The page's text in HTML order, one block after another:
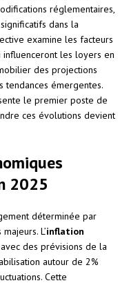
réglementaires,
dans la
examine les facteurs
les loyers en
des projections
émergentes.
le premier poste de
ces évolutions devient
2025
déterminée par
L’inflation
des prévisions de la
autour de 2%
Cette